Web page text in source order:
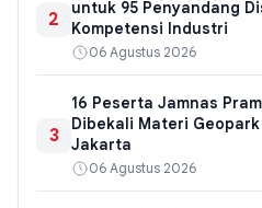
2
untuk 95 Penyandang
Kompetensi Industri
06 Agustus 2026
3
16 Peserta Jamnas
Dibekali Materi
Jakarta
06 Agustus 2026